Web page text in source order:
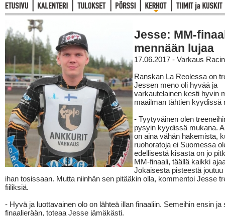
Jesse: MM-
mennään lujaa
17.06.2017 - Varkaus
Ranskan La Reolessa on
Jessen meno oli hyvää ja
varkautelainen kesti hyvin
maailman tähtien kyydissä
- Tyytyväinen olen
pysyin kyydissä mukana.
on aina vähän hakemista,
ruohoratoja ei Suomessa
edellisestä kisasta on jo
MM-finaali, täällä kaikki
Jokaisesta pisteestä joutuu
ihan tosissaan. Mutta niinhän sen pitääkin olla, kommentoi Jesse
fiiliksiä.
- Hyvä ja luottavainen olo on lähteä illan finaaliin. Semeihin ensin ja
finaalierään, toteaa Jesse jämäkästi.